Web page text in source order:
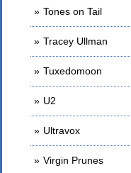
Tones on Tail
Tracey Ullman
Tuxedomoon
U2
Ultravox
Virgin Prunes